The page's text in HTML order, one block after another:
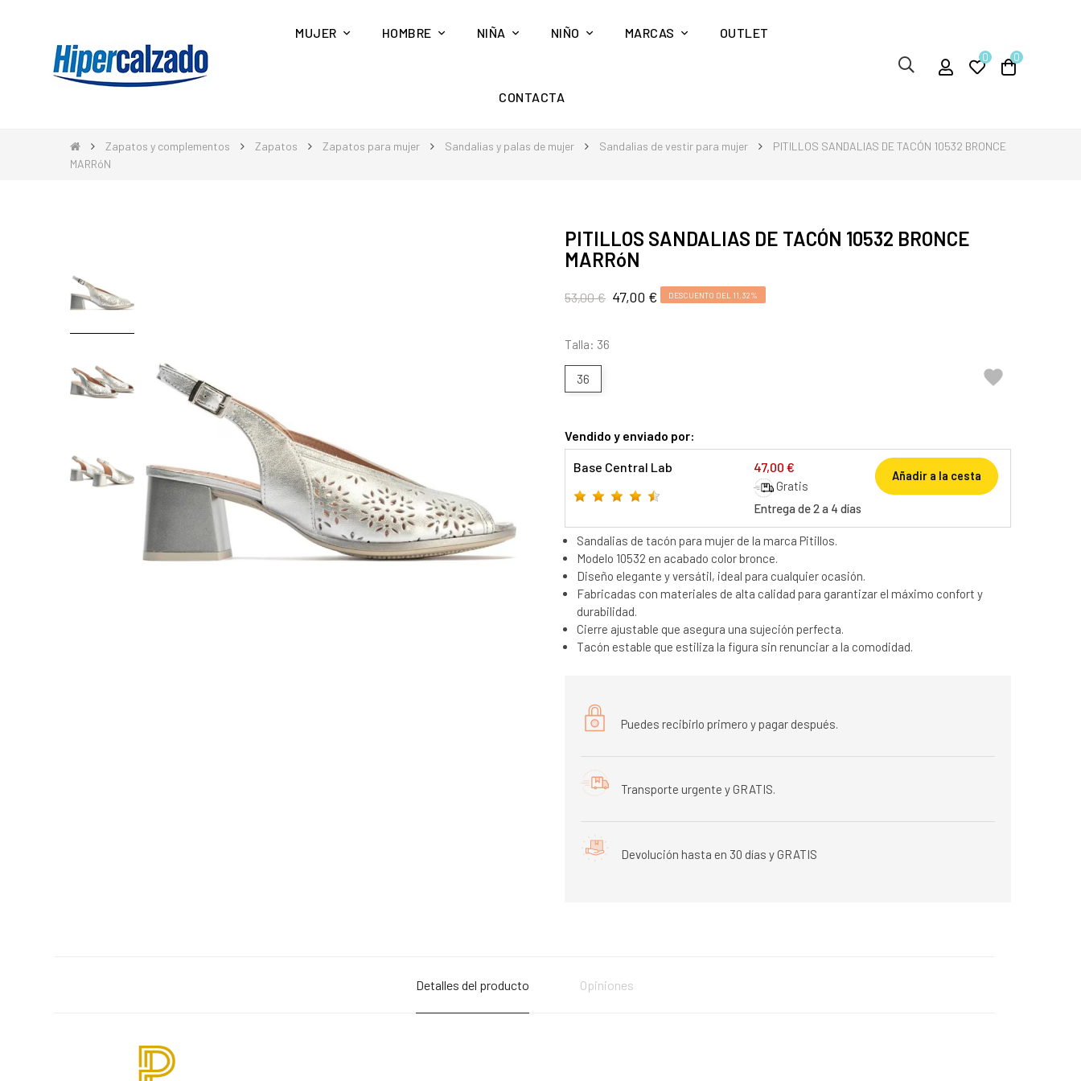
MUJER HOMBRE NIÑA NIÑO MARCAS OUTLET
CONTACTA
0 0
Zapatos y complementos Zapatos Zapatos para mujer Sandalias y palas de mujer Sandalias de vestir para mujer
PITILLOS SANDALIAS DE TACÓN 10532 BRONCE
MARRóN
PITILLOS SANDALIAS DE TACÓN 10532 BRONCE
MARRóN
53,00 € 47,00 € DESCUENTO DEL 11,32%
Talla: 36
36 
Vendido y enviado por:
Base Central Lab 47,00 €
Gratis
Entrega de 2 a 4 días
Añadir a la cesta
Sandalias de tacón para mujer de la marca Pitillos.
Modelo 10532 en acabado color bronce.
Diseño elegante y versátil, ideal para cualquier ocasión.
Fabricadas con materiales de alta calidad para garantizar el máximo confort y
durabilidad.
Cierre ajustable que asegura una sujeción perfecta.
Tacón estable que estiliza la figura sin renunciar a la comodidad.
Puedes recibirlo primero y pagar después.
Transporte urgente y GRATIS.
Devolución hasta en 30 días y GRATIS
Detalles del producto Opiniones